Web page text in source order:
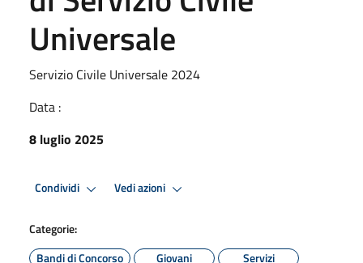
Universale
Servizio Civile Universale 2024
Data :
8 luglio 2025
Condividi Vedi azioni
Categorie:
Bandi di Concorso
Giovani
Servizi